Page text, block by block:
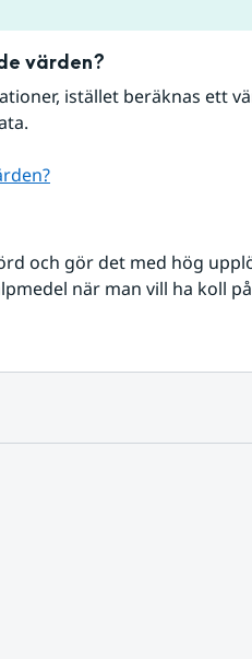
värden?
istället beräknas ett
och gör det med hög
när man vill ha koll